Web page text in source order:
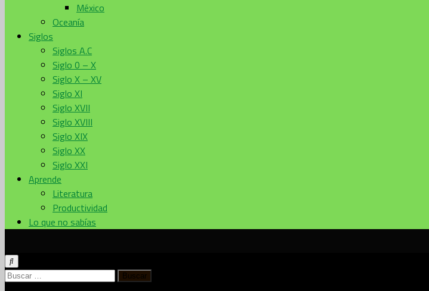
México
Oceanía
Siglos
Siglos A.C
Siglo 0 – X
Siglo X – XV
Siglo XI
Siglo XVII
Siglo XVIII
Siglo XIX
Siglo XX
Siglo XXI
Aprende
Literatura
Productividad
Lo que no sabías
Buscar: